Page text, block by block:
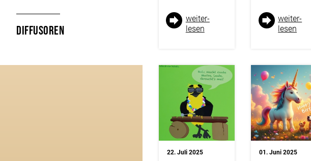
Diffusoren
weiter­
lesen
weiter­
lesen
22. Juli 2025 01. Juni 2025